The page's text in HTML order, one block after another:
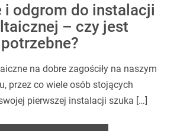
i odgrom do instalacji
– czy jest
potrzebne?
na dobre zagościły na naszym
przez co wiele osób stojących
pierwszej instalacji szuka […]